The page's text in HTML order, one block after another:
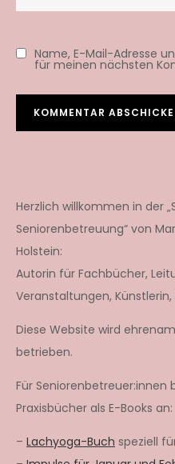
Name, E-Mail-Adresse
für meinen nächsten
Herzlich willkommen in der
Seniorenbetreuung“ von
Holstein:
Autorin für Fachbücher,
Veranstaltungen, Künstlerin,
Diese Website wird
betrieben.
Für Seniorenbetreuer:innen
Praxisbücher als E-Books an:
– Lachyoga-Buch speziell